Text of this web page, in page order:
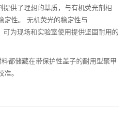
提供了理想的基质，与有机荧光剂相
定性。 无机荧光的稳定性与
为现场和实验室使用提供坚固耐用的
都储藏在带保护性盖子的耐用型聚甲
。